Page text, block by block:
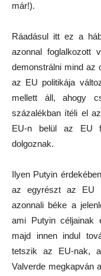
már!).
Ráadásul itt ez a
azonnal foglalkozott
demonstrálni mind az
az EU politikája
mellett áll, ahogy
százalékban ítéli el
EU-n belül az EU
dolgoznak.
Ilyen Putyin
az egyrészt az EU
azonnali béke a
ami Putyin céljainak
majd innen indul
tetszik az EU-nak,
Valverde megkapván